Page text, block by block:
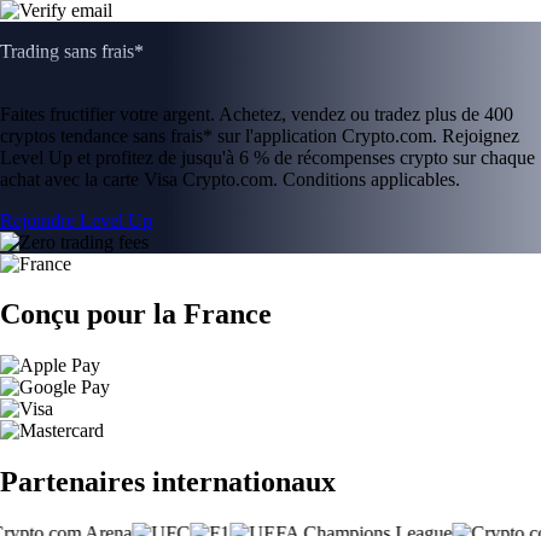
Trading sans frais*
Faites fructifier votre argent. Achetez, vendez ou tradez plus de 400
cryptos tendance sans frais* sur l'application Crypto.com. Rejoignez
Level Up et profitez de jusqu'à 6 % de récompenses crypto sur chaque
achat avec la carte Visa Crypto.com. Conditions applicables.
Rejoindre Level Up
Conçu pour la France
Partenaires internationaux